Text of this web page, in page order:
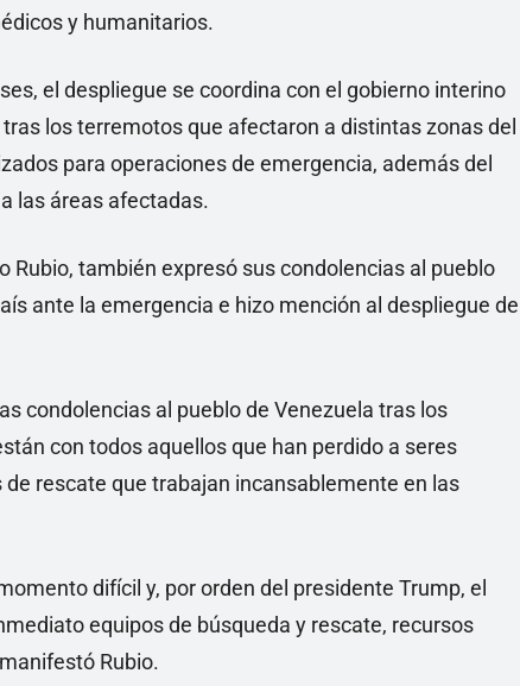
y humanitarios.
el despliegue se coordina con el gobierno interino
los terremotos que afectaron a distintas zonas del
para operaciones de emergencia, además del
las áreas afectadas.
Rubio, también expresó sus condolencias al pueblo
ante la emergencia e hizo mención al despliegue de
condolencias al pueblo de Venezuela tras los
con todos aquellos que han perdido a seres
rescate que trabajan incansablemente en las
difícil y, por orden del presidente Trump, el
equipos de búsqueda y rescate, recursos
Rubio.